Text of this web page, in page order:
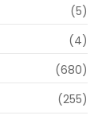
(5)
(4)
(680)
(255)